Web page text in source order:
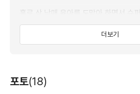
홀로 삼 남매 육아를 도맡아 하면서 슈
했던 ‘마를로’ 곁에서
‘툴리’는 마치 자신의 가족처럼 그녀와
슈퍼 보모이자 때로는 인생 친구가 되어
더보기
포토(18)